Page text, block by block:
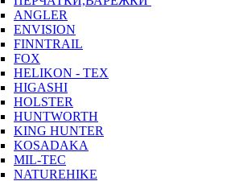
ANGLER
ENVISION
FINNTRAIL
FOX
HELIKON - TEX
HIGASHI
HOLSTER
HUNTWORTH
KING HUNTER
KOSADAKA
MIL-TEC
NATUREHIKE